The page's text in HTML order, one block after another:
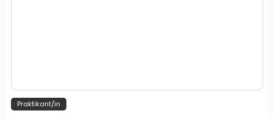
Praktikant/in